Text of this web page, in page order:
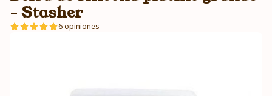
- Stasher
6 opiniones